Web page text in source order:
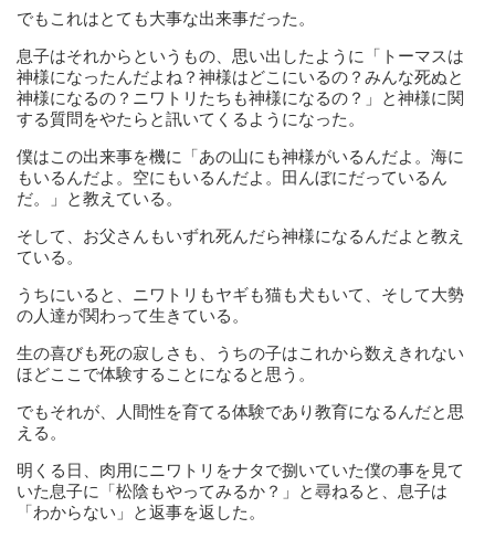
でもこれはとても大事な出来事だった。
息子はそれからというもの、思い出したように「トーマスは
神様になったんだよね？神様はどこにいるの？みんな死ぬと
神様になるの？ニワトリたちも神様になるの？」と神様に関
する質問をやたらと訊いてくるようになった。
僕はこの出来事を機に「あの山にも神様がいるんだよ。海に
もいるんだよ。空にもいるんだよ。田んぼにだっているん
だ。」と教えている。
そして、お父さんもいずれ死んだら神様になるんだよと教え
ている。
うちにいると、ニワトリもヤギも猫も犬もいて、そして大勢
の人達が関わって生きている。
生の喜びも死の寂しさも、うちの子はこれから数えきれない
ほどここで体験することになると思う。
でもそれが、人間性を育てる体験であり教育になるんだと思
える。
明くる日、肉用にニワトリをナタで捌いていた僕の事を見て
いた息子に「松陰もやってみるか？」と尋ねると、息子は
「わからない」と返事を返した。